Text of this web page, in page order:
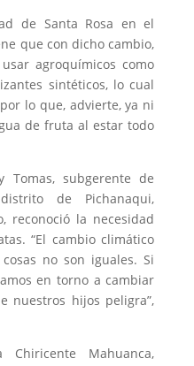
de Santa Rosa en el
que con dicho cambio,
agroquímicos como
sintéticos, lo cual
lo que, advierte, ya ni
de fruta al estar todo
Tomas, subgerente de
de Pichanaqui,
reconoció la necesidad
“El cambio climático
no son iguales. Si
en torno a cambiar
nuestros hijos peligra”,
Mahuanca,